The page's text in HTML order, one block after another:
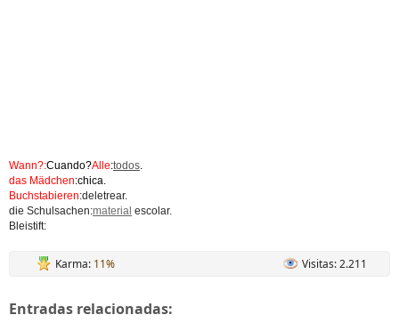
Wann?:Cuando?Alle:todos.
das Mädchen:chica.
Buchstabieren:deletrear.
die Schulsachen:material escolar.
Bleistift:
Karma: 11% Visitas: 2.211
Entradas relacionadas: